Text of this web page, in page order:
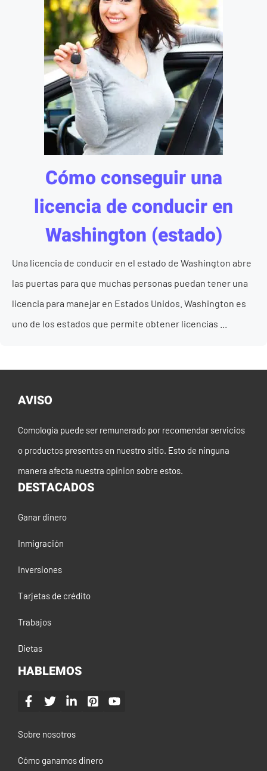
Cómo conseguir una
licencia de conducir en
Washington (estado)
Una licencia de conducir en el estado de Washington abre
las puertas para que muchas personas puedan tener una
licencia para manejar en Estados Unidos. Washington es
uno de los estados que permite obtener licencias ...
AVISO
Comologia puede ser remunerado por recomendar servicios
o productos presentes en nuestro sitio. Esto de ninguna
manera afecta nuestra opinion sobre estos.
DESTACADOS
Ganar dinero
Inmigración
Inversiones
Tarjetas de crédito
Trabajos
Dietas
HABLEMOS
Sobre nosotros
Cómo ganamos dinero